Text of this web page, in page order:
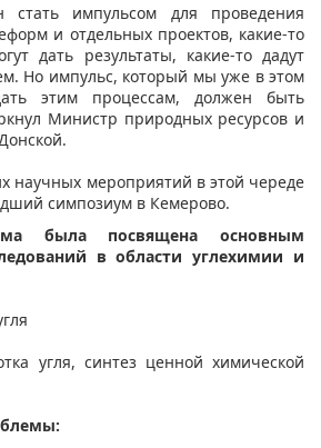
импульсом для проведения
и отдельных проектов, какие-то
дать результаты, какие-то дадут
Но импульс, который мы уже в этом
этим процессам, должен быть
Министр природных ресурсов и
научных мероприятий в этой череде
симпозиум в Кемерово.
была посвящена основным
в области углехимии и
угля, синтез ценной химической